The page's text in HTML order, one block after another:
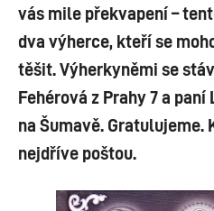
vás mile překvapení –
dva výherce, kteří se
těšit. Výherkyněmi se
Fehérová z Prahy 7 a
na Šumavě. Gratulujeme.
nejdříve poštou.